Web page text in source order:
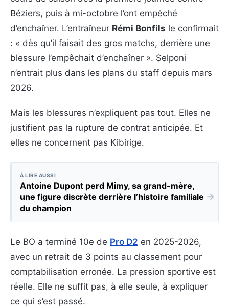
Béziers, puis à mi-octobre l’ont empêché
d’enchaîner. L’entraîneur Rémi Bonfils le confirmait
: « dès qu’il faisait des gros matchs, derrière une
blessure l’empêchait d’enchaîner ». Selponi
n’entrait plus dans les plans du staff depuis mars
2026.
Mais les blessures n’expliquent pas tout. Elles ne
justifient pas la rupture de contrat anticipée. Et
elles ne concernent pas Kibirige.
À LIRE AUSSI
Antoine Dupont perd Mimy, sa grand-mère,
une figure discrète derrière l’histoire familiale
du champion
→
Le BO a terminé 10e de Pro D2 en 2025-2026,
avec un retrait de 3 points au classement pour
comptabilisation erronée. La pression sportive est
réelle. Elle ne suffit pas, à elle seule, à expliquer
ce qui s’est passé.